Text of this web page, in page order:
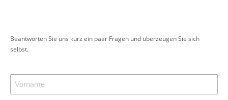
Beantworten Sie uns kurz ein paar Fragen und überzeugen Sie sich
selbst.